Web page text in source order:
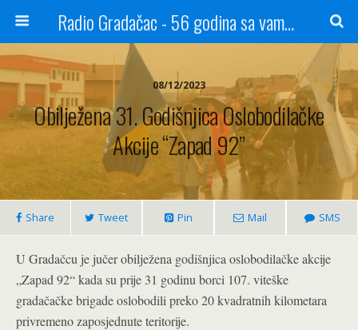
Radio Gradačac - 56 godina sa vama...
08/12/2023
Obilježena 31. Godišnjica Oslobodilačke
Akcije “Zapad 92”
Share Tweet Pin Mail SMS
U Gradačcu je jučer obilježena godišnjica oslobodilačke akcije
„Zapad 92“ kada su prije 31 godinu borci 107. viteške
gradačačke brigade oslobodili preko 20 kvadratnih kilometara
privremeno zaposjednute teritorije.